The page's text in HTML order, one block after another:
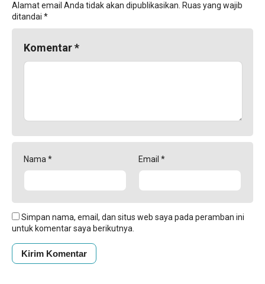
Alamat email Anda tidak akan dipublikasikan. Ruas yang wajib
ditandai *
Komentar*
Nama * Email *
Simpan nama, email, dan situs web saya pada peramban ini
untuk komentar saya berikutnya.